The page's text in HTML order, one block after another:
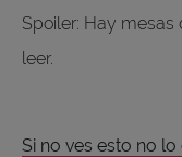
Spoiler: Hay
leer.
Si no ves esto no lo